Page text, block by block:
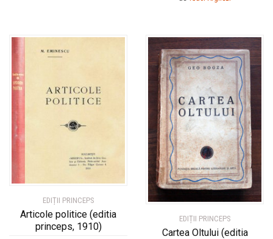
EDIȚII PRINCEPS
Articole politice (editia
princeps, 1910)
EDIȚII PRINCEPS
Cartea Oltului (editia